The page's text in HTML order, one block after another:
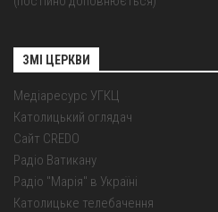
ЗМІ ЦЕРКВИ
Медіаресурс УГКЦ
Католицький оглядач
Сайт CREDO
Радіо Ватикану
Радіо "Марія" в Україні
Католицьке телебачення